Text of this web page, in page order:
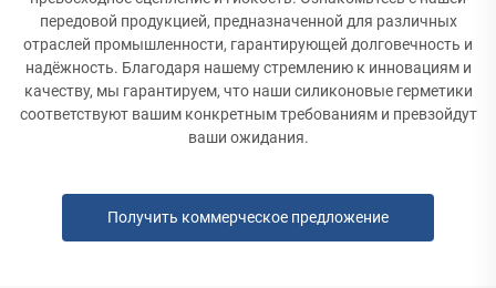
передовой продукцией, предназначенной для различных
отраслей промышленности, гарантирующей долговечность и
надёжность. Благодаря нашему стремлению к инновациям и
качеству, мы гарантируем, что наши силиконовые герметики
соответствуют вашим конкретным требованиям и превзойдут
ваши ожидания.
Получить коммерческое предложение